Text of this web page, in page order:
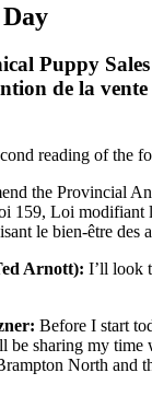
Puppy
de la
reading of the
the Provincial
159, Loi modifiant
le bien-être des
Arnott): I’ll look
Before I start
be sharing my time
North and